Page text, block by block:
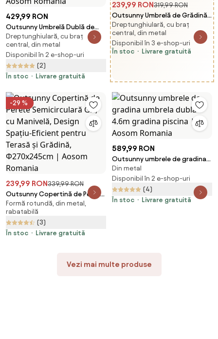
429,99 RON
Outsunny Umbrelă Dublă de
Grădină, Protecție UV, Manivelă
pentru Deschidere,
460x270x240 cm, Verde |
Aosom Romania
Dreptunghiulară, cu braț
central, din metal
Disponibil în 2 e-shop-uri
(2)
În stoc
Livrare gratuită
239,99 RON319,99 RON
Outsunny Umbrelă de Grădină
Înclinabilă cu Manivelă, Tijă și 6
Spițe, Ø2.6x2.4 m, Albastru |
Aosom Romania
Dreptunghiulară, cu braț
central, din metal
Disponibil în 3 e-shop-uri
În stoc
Livrare gratuită
-29 %
239,99 RON339,99 RON
Outsunny Copertină de Perete
Semicirculară Gri, cu Manivelă,
Design Spațiu-Eficient pentru
Terasă și Grădină, Φ270x245cm
| Aosom Romania
Formă rotundă, din metal,
rabatabilă
(3)
În stoc
Livrare gratuită
589,99 RON
Outsunny umbrele de gradina
umbrela dubla 4.6m gradina
piscina | Aosom Romania
Din metal
Disponibil în 2 e-shop-uri
(4)
În stoc
Livrare gratuită
Vezi mai multe produse